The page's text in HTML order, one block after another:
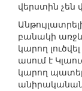
վերստին չեն
բանակի առջև
կարող
ասում է
կարող